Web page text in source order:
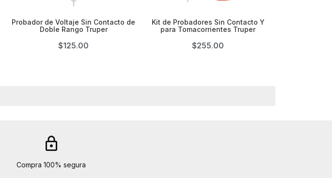

Probador de Voltaje Sin Contacto de
Doble Rango Truper
$125.00

Kit de Probadores Sin Contacto Y
para Tomacorrientes Truper
$255.00
lock
Compra 100% segura